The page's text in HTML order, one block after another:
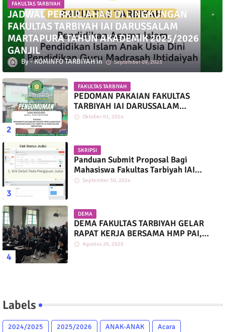
FAKULTAS TARBIYAH
JADWAL PERKULIAHAN DI LINGKUNGAN
FAKULTAS TARBIYAH IAI DARUSSALAM
MARTAPURA TAHUN AKADEMIK 2025/2026
GANJIL
KOMINFO TARBIYAH September 09, 2025
FAKULTAS TARBIYAH
PEDOMAN PAKAIAN FAKULTAS
TARBIYAH IAI DARUSSALAM
MARTAPURA
Oktober 01, 2024
SKRIPSI
Panduan Submit Proposal Bagi
Mahasiswa Fakultas Tarbiyah IAI
Darussalam
September 30, 2024
DEMA
DEMA FAKULTAS TARBIYAH GELAR
RAPAT KERJA BERSAMA HMP PAI,
PGMI, DAN PIAUD
Agustus 26, 2025
Labels
2024/2025 2025/2026 ANAK-ANAK
Acara